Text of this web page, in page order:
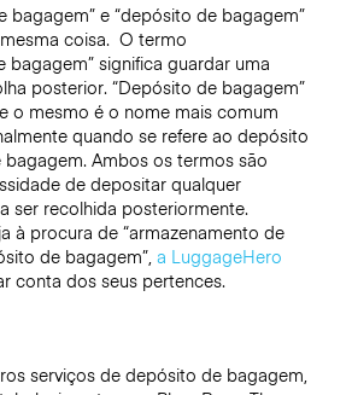
bagagem” e “depósito de bagagem”
coisa. O termo
bagagem” significa guardar uma
posterior. “Depósito de bagagem”
o mesmo é o nome mais comum
quando se refere ao depósito
Ambos os termos são
de depositar qualquer
ser recolhida posteriormente.
à procura de “armazenamento de
de bagagem”, a LuggageHero
conta dos seus pertences.
serviços de depósito de bagagem,